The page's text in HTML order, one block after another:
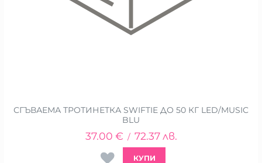
СГЪВАЕМА ТРОТИНЕТКА SWIFTIE ДО 50 КГ LED/MUSIC
BLU
37.00 € / 72.37 лв.
КУПИ